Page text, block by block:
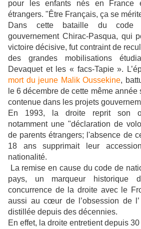
pour les enfants nés en France
étrangers. "Être Français, ça se
Dans cette bataille du code
gouvernement Chirac-Pasqua, qui
victoire décisive, fut contraint de
des grandes mobilisations
Devaquet et les « facs-Tapie ».
mort du jeune Malik Oussekine,
le 6 décembre de cette même
contenue dans les projets
En 1993, la droite reprit son
notamment une "déclaration de
de parents étrangers; l'absence de
18 ans supprimait leur
nationalité.
La remise en cause du code de
pays, un marqueur historique
concurrence de la droite avec le
aussi au cœur de l’obsession de
distillée depuis des décennies.
En effet, la droite entretient depuis